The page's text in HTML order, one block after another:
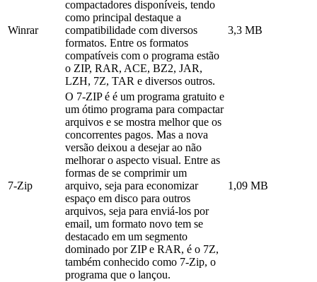
Winrar
compactadores disponíveis, tendo
como principal destaque a
compatibilidade com diversos
formatos. Entre os formatos
compatíveis com o programa estão
o ZIP, RAR, ACE, BZ2, JAR,
LZH, 7Z, TAR e diversos outros.
3,3 MB
7-Zip
O 7-ZIP é é um programa gratuito e
um ótimo programa para compactar
arquivos e se mostra melhor que os
concorrentes pagos. Mas a nova
versão deixou a desejar ao não
melhorar o aspecto visual. Entre as
formas de se comprimir um
arquivo, seja para economizar
espaço em disco para outros
arquivos, seja para enviá-los por
email, um formato novo tem se
destacado em um segmento
dominado por ZIP e RAR, é o 7Z,
também conhecido como 7-Zip, o
programa que o lançou.
1,09 MB